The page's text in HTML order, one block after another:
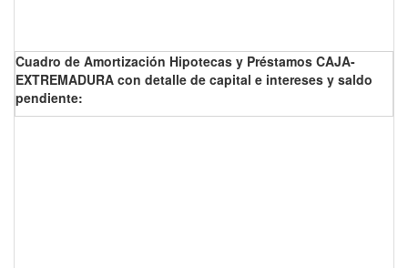
Cuadro de Amortización Hipotecas y Préstamos CAJA-
EXTREMADURA con detalle de capital e intereses y saldo
pendiente: